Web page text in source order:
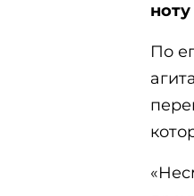
По